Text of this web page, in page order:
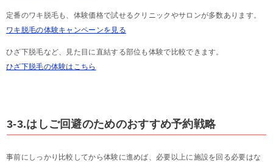
定番のワキ脱毛も、体験価格で試せるクリニックやサロンが多数あります。
ワキ脱毛の体験キャンペーンを見る
ひざ下脱毛など、見た目に直結する部位も体験で比較できます。
ひざ下脱毛の体験はこちら
3-3.はしご回避のためのおすすめ予約戦略
事前にしっかり比較してから体験に進めば、必要以上に施設を回る必要はな